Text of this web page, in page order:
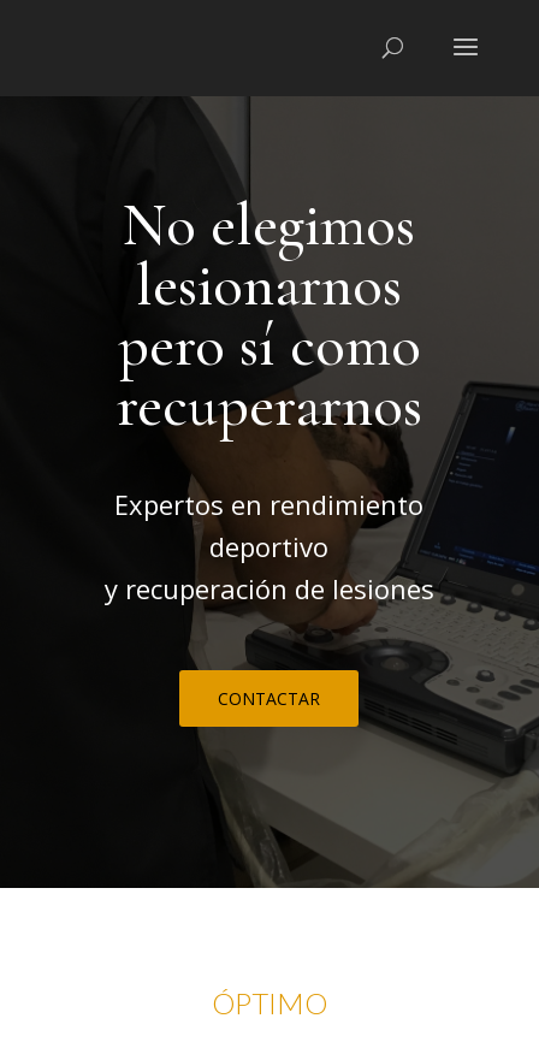
No elegimos
lesionarnos
pero sí como
recuperarnos
Expertos en rendimiento
deportivo
y recuperación de lesiones
CONTACTAR
ÓPTIMO